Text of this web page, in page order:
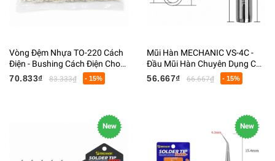
Vòng Đệm Nhựa TO-220 Cách
Điện - Bushing Cách Điện Cho
Transistor Công Suất
70.833₫ 83.333₫ - 15%
Mũi Hàn MECHANIC VS-4C -
Đầu Mũi Hàn Chuyên Dụng Cho
Trạm Hàn - Đường Kính 6.5MM
56.667₫ 66.667₫ - 15%
New New